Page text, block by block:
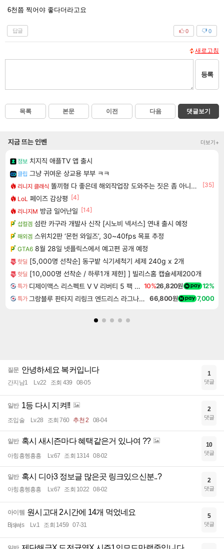
6천쯤 찍어야 좋다더라고요
답글 0
0
새로고침
등록
목록 본문 이전 다음 댓글보기
지금 뜨는 인벤 더보기+
정보 치지직 애플TV 앱 출시
클립 그냥 귀여운 상교용 부부 ㅋㅋ
리니지 클래식 똘끼형 다 좋은데 해외작업장 도와주는 짓은 좀 아니지않냐?
[35]
LoL 페이즈 감상평 [4]
리니지M 방금 일어난일 [14]
섭컬겜 섬란 카구라 개발사 신작 [시노비 넥서스] 연내 출시 예정
해외겜 스위치2판 ‘몬헌 와일즈’, 30~40fps 목표 추정
GTA6 8월 28일 넷플릭스에서 예고편 공개 예정
핫딜 [5,000명 선착순] 동구밭 식기세척기 세제 240g x 2개
핫딜 [10,000명 선착순 / 하루1개 제한] ] 빌리스홈 캡슐세제200개
특가 디제이맥스 리스펙트 V V 리버티 5 팩 DJMAX RESPECT V V Liberty 5 Pack DLC 10%26,820원 12%
특가 그랑블루 판타지 리링크 엔드리스 라그나로크 Granblue Fantasy Relink Endless Ragnarok 66,800원 7,000
질문 안녕하세요 복커입니다
간지남1 Lv.22 조회 439 08-05
1
댓글
일반 1등 다시 지켜!!
조입술 Lv.28 조회 760 추천 2 08-04
2
댓글
일반 혹시 새시즌마다 혜택같은거 있나여 ??
아힝흥헹흥흥 Lv.67 조회 1314 08-02
10
댓글
일반 혹시 디아3 정보글 많은곳 링크있으신분..?
아힝흥헹흥흥 Lv.67 조회 1022 08-02
2
댓글
아이템 원시고대 2시간에 14개 먹었네요
Bjsjwjs Lv.1 조회 1459 07-31
5
댓글